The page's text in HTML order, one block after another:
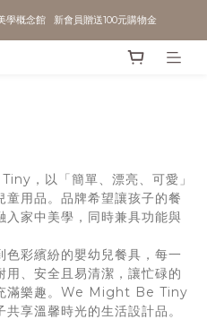
概念館   新會員贈送100元購物金
，以「簡單、漂亮、可愛」
用品。品牌希望讓孩子的餐
入家中美學，同時兼具功能與
彩繽紛的嬰幼兒餐具，每一
、安全且易清潔，讓忙碌的
滿樂趣。We Might Be Tiny
享溫馨時光的生活設計品。